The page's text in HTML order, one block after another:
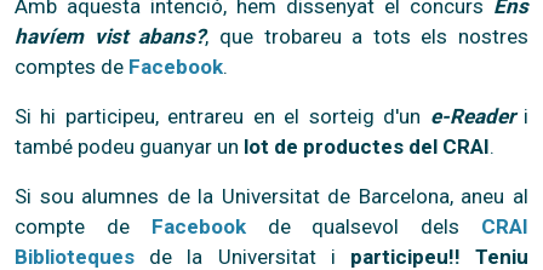
Amb aquesta intenció, hem dissenyat el concurs Ens
havíem vist abans?, que trobareu a tots els nostres
comptes de Facebook.
Si hi participeu, entrareu en el sorteig d'un e-Readeri
també podeu guanyar un lot de productes del CRAI.
Si sou alumnes de la Universitat de Barcelona, aneu al
compte de Facebook de qualsevol dels CRAI
Biblioteques de la Universitat i participeu!! Teniu